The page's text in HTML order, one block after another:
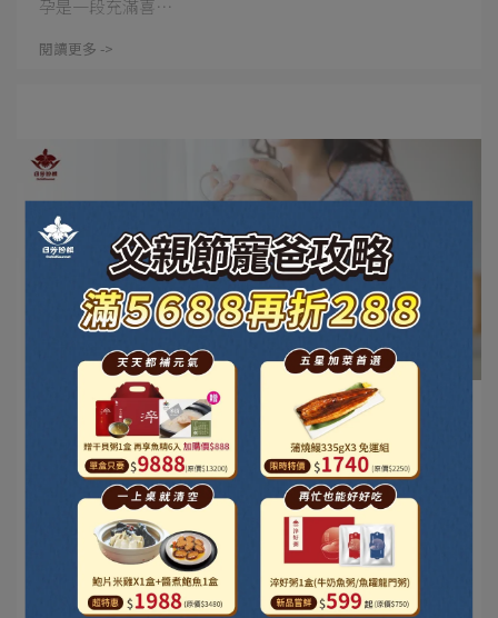
孕是一段充滿喜⋯
閱讀更多 ->
魚精適合誰喝？孕媽咪到上班族都能喝
日芳珍饌 | 2025-09-05
魚精適合誰喝？孕媽咪到上班族都能喝 現在大家生活超
忙，三餐常常外食⋯
閱讀更多 ->